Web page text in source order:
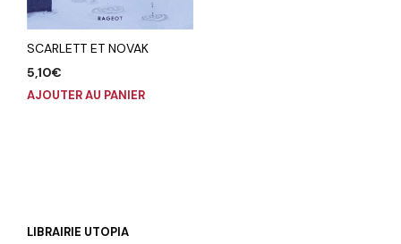
SCARLETT ET NOVAK
5,10€
AJOUTER AU PANIER
LIBRAIRIE UTOPIA